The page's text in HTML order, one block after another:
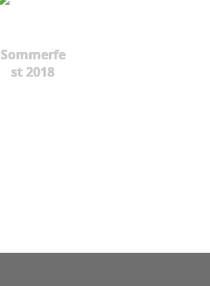
Sommerfe
st 2018